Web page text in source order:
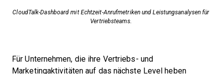
CloudTalk-Dashboard mit Echtzeit-Anrufmetriken und Leistungsanalysen für
Vertriebsteams.
Für Unternehmen, die ihre Vertriebs- und
Marketingaktivitäten auf das nächste Level heben